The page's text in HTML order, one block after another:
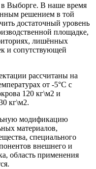
в Выборге. В наше время
решением в той
достаточный уровень
площадке,
лишённых
и сопутствующей
рассчитаны на
от -5°С с
120 кг\м2 и
кг\м2.
модификацию
материалов,
специального
внешнего и
область применения